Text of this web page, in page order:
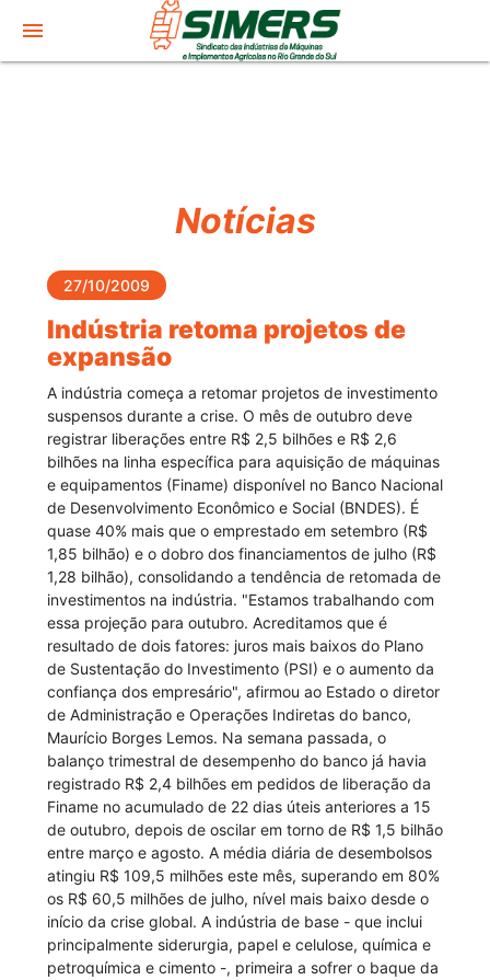
menu
Notícias
27/10/2009
Indústria retoma projetos de
expansão
A indústria começa a retomar projetos de investimento
suspensos durante a crise. O mês de outubro deve
registrar liberações entre R$ 2,5 bilhões e R$ 2,6
bilhões na linha específica para aquisição de máquinas
e equipamentos (Finame) disponível no Banco Nacional
de Desenvolvimento Econômico e Social (BNDES). É
quase 40% mais que o emprestado em setembro (R$
1,85 bilhão) e o dobro dos financiamentos de julho (R$
1,28 bilhão), consolidando a tendência de retomada de
investimentos na indústria. "Estamos trabalhando com
essa projeção para outubro. Acreditamos que é
resultado de dois fatores: juros mais baixos do Plano
de Sustentação do Investimento (PSI) e o aumento da
confiança dos empresário", afirmou ao Estado o diretor
de Administração e Operações Indiretas do banco,
Maurício Borges Lemos. Na semana passada, o
balanço trimestral de desempenho do banco já havia
registrado R$ 2,4 bilhões em pedidos de liberação da
Finame no acumulado de 22 dias úteis anteriores a 15
de outubro, depois de oscilar em torno de R$ 1,5 bilhão
entre março e agosto. A média diária de desembolsos
atingiu R$ 109,5 milhões este mês, superando em 80%
os R$ 60,5 milhões de julho, nível mais baixo desde o
início da crise global. A indústria de base - que inclui
principalmente siderurgia, papel e celulose, química e
petroquímica e cimento -, primeira a sofrer o baque da